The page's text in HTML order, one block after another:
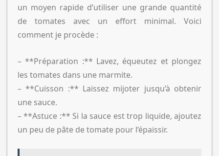
un moyen rapide d’utiliser une grande quantité
de tomates avec un effort minimal. Voici
comment je procède :
– **Préparation :** Lavez, équeutez et plongez
les tomates dans une marmite.
– **Cuisson :** Laissez mijoter jusqu’à obtenir
une sauce.
– **Astuce :** Si la sauce est trop liquide, ajoutez
un peu de pâte de tomate pour l’épaissir.